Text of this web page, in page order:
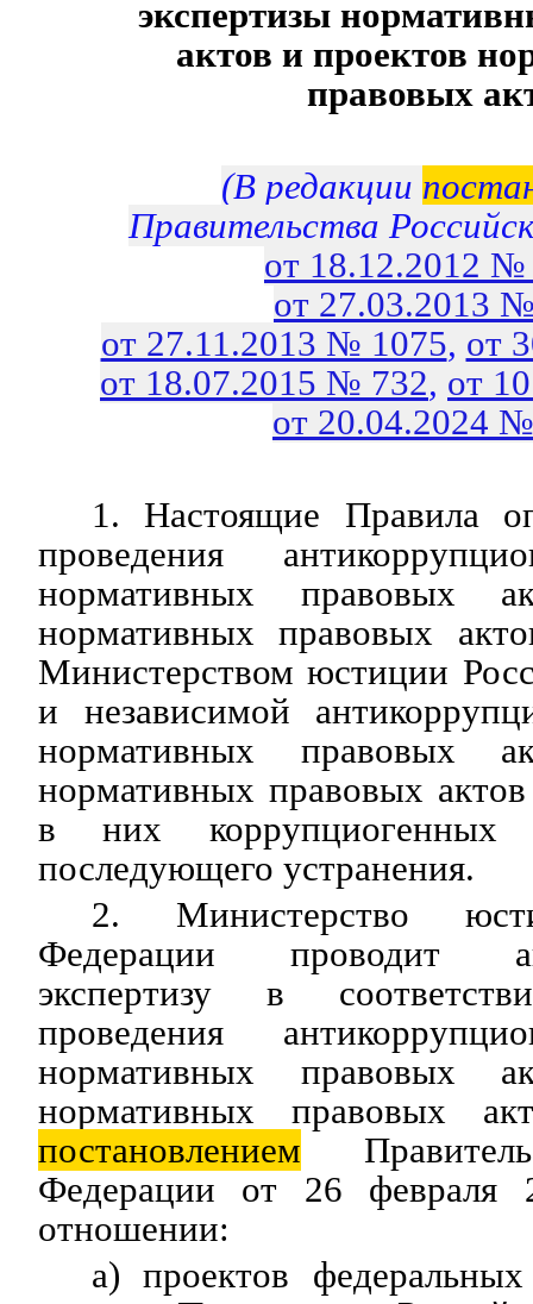
экспертизы
актов и проектов
правовых
(В редакции
Правительства
от 18.12.2012 №
от 27.03.2013
от 27.11.2013 № 1075, от
от 18.07.2015 № 732, от
от 20.04.2024
1. Настоящие Правила
проведения
нормативных правовых
нормативных правовых
Министерством юстиции
и независимой
нормативных правовых
нормативных правовых
в них
последующего устранения.
2. Министерство
Федерации проводит
экспертизу в
проведения
нормативных правовых
нормативных правовых
постановлением
Федерации от 26
отношении:
а) проектов